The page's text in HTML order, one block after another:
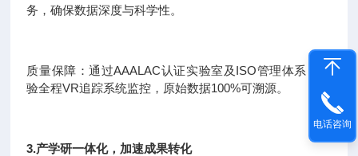
务，确保数据深度与科学性。
质量保障：通过AAALAC认证实验室及ISO管理体系，实
验全程VR追踪系统监控，原始数据100%可溯源。
3.产学研一体化，加速成果转化
电话咨询